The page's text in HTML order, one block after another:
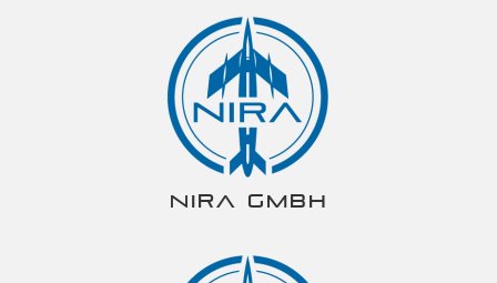
NIRA gmbh